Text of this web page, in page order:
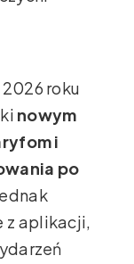
roku
nowym
i
po
z aplikacji,